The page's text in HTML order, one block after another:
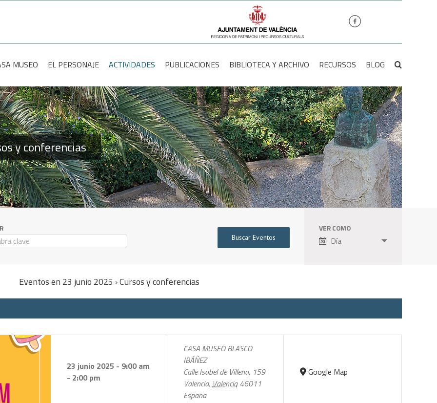
MUSEO
EL PERSONAJE ACTIVIDADES PUBLICACIONES BIBLIOTECA Y ARCHIVO RECURSOS BLOG
y conferencias
Navegación
de
VER COMO
Día
Eventos en 23 junio 2025 › Cursos y conferencias
23 junio 2025 - 9:00 am
- 2:00 pm
CASA MUSEO BLASCO
IBÁÑEZ
Calle Isabel de Villena, 159
Valencia, Valencia 46011
España
Google Map